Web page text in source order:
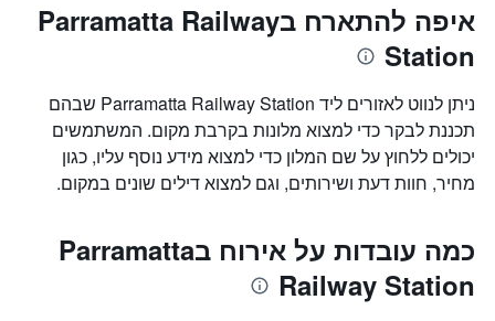
איפה להתארח בParramatta Railway
Station
ניתן לנווט לאזורים ליד Parramatta Railway Station שבהם
תכננת לבקר כדי למצוא מלונות בקרבת מקום. המשתמשים
יכולים ללחוץ על שם המלון כדי למצוא מידע נוסף עליו, כגון
מחיר, חוות דעת ושירותים, וגם למצוא דילים שונים במקום.
כמה עובדות על אירוח בParramatta
Railway Station